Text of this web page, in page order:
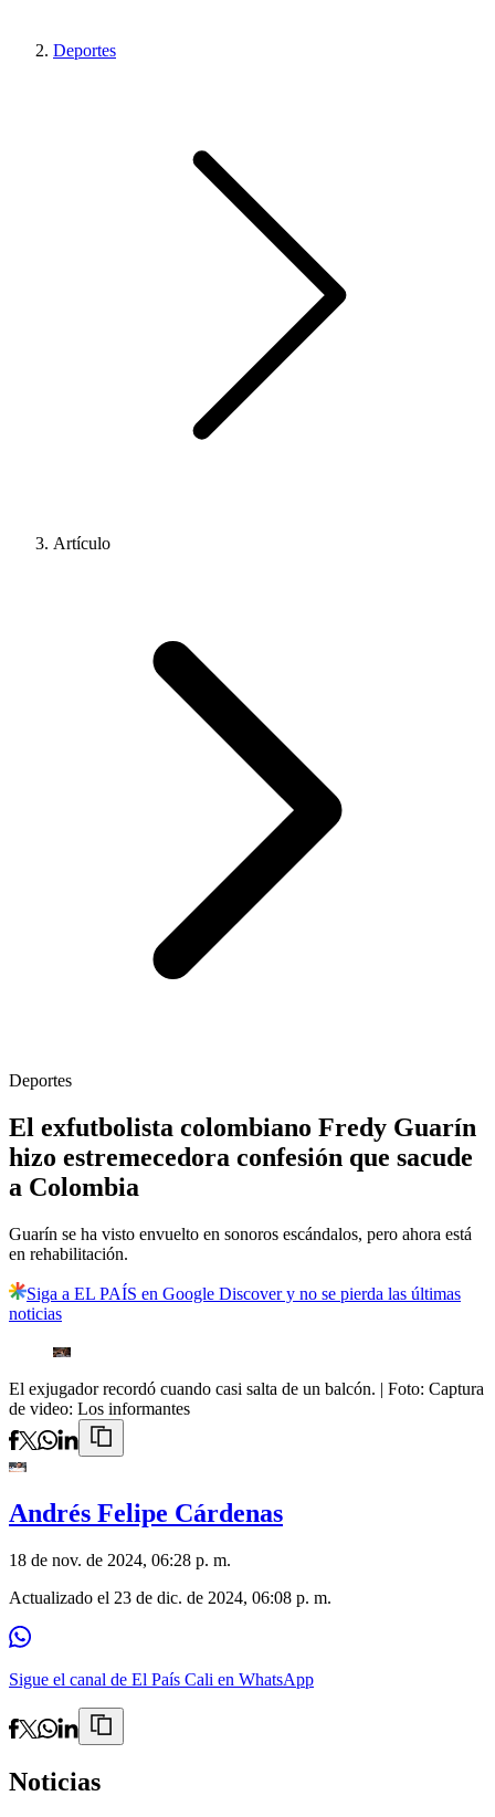
Deportes
Artículo
Deportes
El exfutbolista colombiano Fredy Guarín
hizo estremecedora confesión que sacude
a Colombia
Guarín se ha visto envuelto en sonoros escándalos, pero ahora está
en rehabilitación.
Siga a EL PAÍS en Google Discover y no se pierda las últimas
noticias
El exjugador recordó cuando casi salta de un balcón. | Foto: Captura
de video: Los informantes
Andrés Felipe Cárdenas
18 de nov. de 2024, 06:28 p. m.
Actualizado el 23 de dic. de 2024, 06:08 p. m.
Sigue el canal de El País Cali en WhatsApp
Noticias